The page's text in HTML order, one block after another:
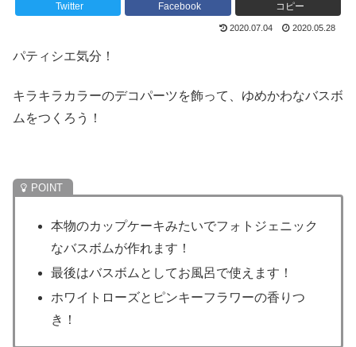
Twitter Facebook コピー
2020.07.04 2020.05.28
パティシエ気分！
キラキラカラーのデコパーツを飾って、ゆめかわなバスボ
ムをつくろう！
本物のカップケーキみたいでフォトジェニック
なバスボムが作れます！
最後はバスボムとしてお風呂で使えます！
ホワイトローズとピンキーフラワーの香りつ
き！